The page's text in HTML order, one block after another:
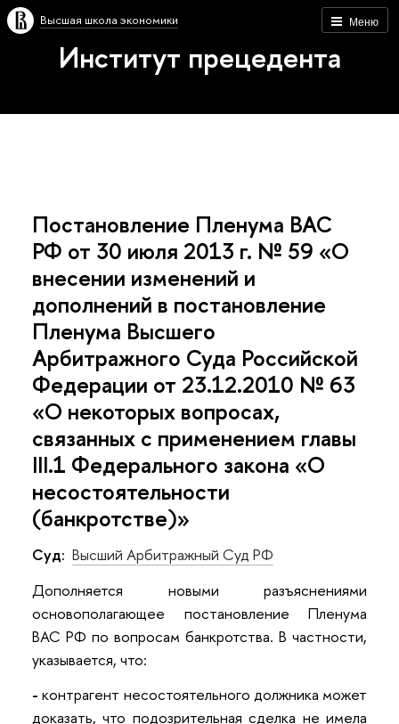
Меню
Высшая школа экономики
Институт прецедента
Постановление Пленума ВАС
РФ от 30 июля 2013 г. № 59 «О
внесении изменений и
дополнений в постановление
Пленума Высшего
Арбитражного Суда Российской
Федерации от 23.12.2010 № 63
«О некоторых вопросах,
связанных с применением главы
III.1 Федерального закона «О
несостоятельности
(банкротстве)»
Суд: Высший Арбитражный Суд РФ
Дополняется новыми разъяснениями
основополагающее постановление Пленума
ВАС РФ по вопросам банкротства. В частности,
указывается, что:
-контрагент несостоятельного должника может
доказать, что подозрительная сделка не имела